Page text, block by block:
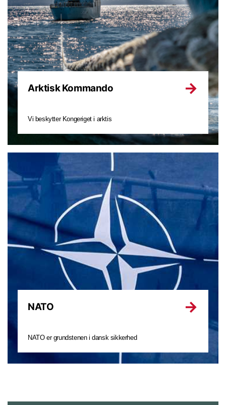
Arktisk Kommando
Vi beskytter Kongeriget i arktis
NATO
NATO er grundstenen i dansk sikkerhed